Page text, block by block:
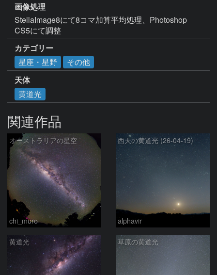
画像処理
StellaImage8にて8コマ加算平均処理、Photoshop
CS5にて調整
カテゴリー
星座・星野
その他
天体
黄道光
関連作品
オーストラリアの星空
chi_muro
西天の黄道光 (26-04-19)
alphavir
黄道光 草原の黄道光